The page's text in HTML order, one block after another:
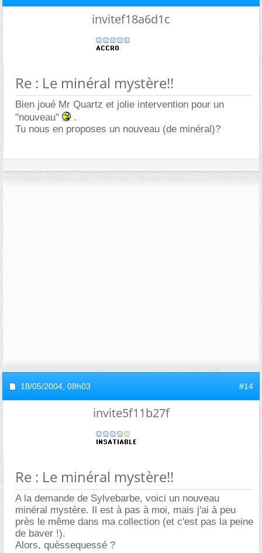
invitef18a6d1c
Re : Le minéral mystère!!
Bien joué Mr Quartz et jolie intervention pour un
"nouveau"
.
Tu nous en proposes un nouveau (de minéral)?
18/05/2004, 08h03 #14
invite5f11b27f
Re : Le minéral mystère!!
A la demande de Sylvebarbe, voici un nouveau
minéral mystère. Il est à pas à moi, mais j'ai à peu
près le même dans ma collection (et c'est pas la peine
de baver !).
Alors, quèssequessé ?